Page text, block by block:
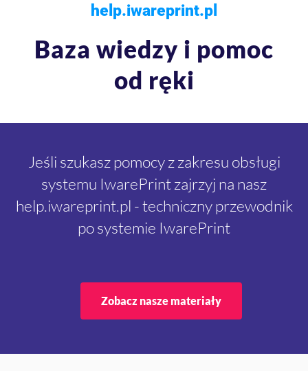
help.iwareprint.pl
Baza wiedzy i pomoc
od ręki
Jeśli szukasz pomocy z zakresu obsługi
systemu IwarePrint zajrzyj na nasz
help.iwareprint.pl - techniczny przewodnik
po systemie IwarePrint
Zobacz nasze materiały